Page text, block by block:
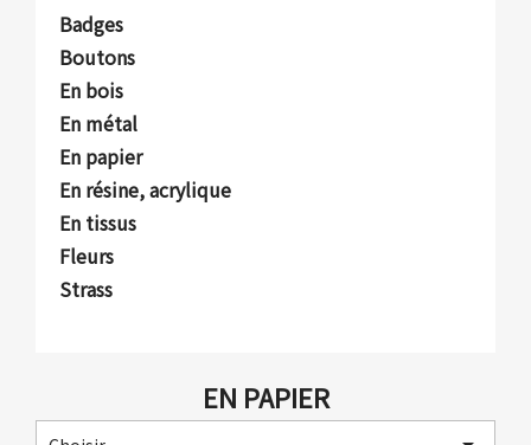
Badges
Boutons
En bois
En métal
En papier
En résine, acrylique
En tissus
Fleurs
Strass
EN PAPIER